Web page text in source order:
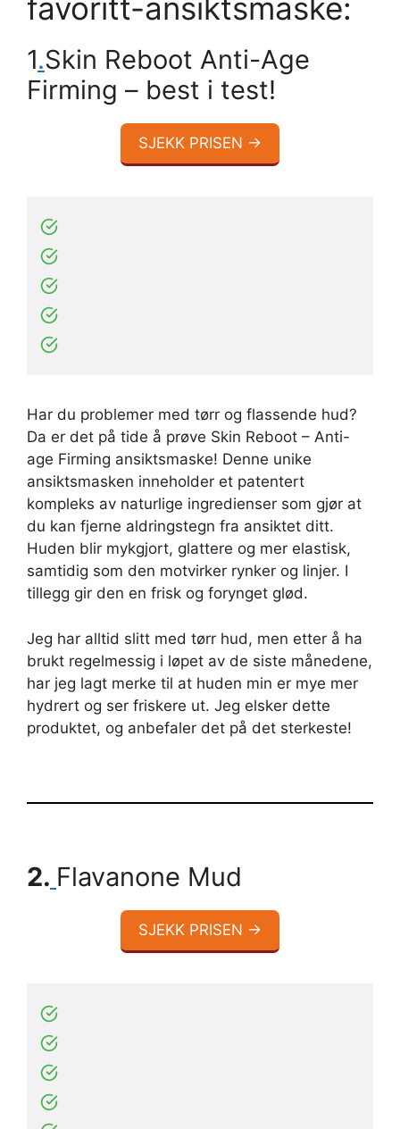
favoritt-ansiktsmaske:
1.Skin Reboot Anti-Age
Firming – best i test!
SJEKK PRISEN →
Har du problemer med tørr og flassende hud?
Da er det på tide å prøve Skin Reboot – Anti-
age Firming ansiktsmaske! Denne unike
ansiktsmasken inneholder et patentert
kompleks av naturlige ingredienser som gjør at
du kan fjerne aldringstegn fra ansiktet ditt.
Huden blir mykgjort, glattere og mer elastisk,
samtidig som den motvirker rynker og linjer. I
tillegg gir den en frisk og forynget glød.
Jeg har alltid slitt med tørr hud, men etter å ha
brukt regelmessig i løpet av de siste månedene,
har jeg lagt merke til at huden min er mye mer
hydrert og ser friskere ut. Jeg elsker dette
produktet, og anbefaler det på det sterkeste!
2. Flavanone Mud
SJEKK PRISEN →